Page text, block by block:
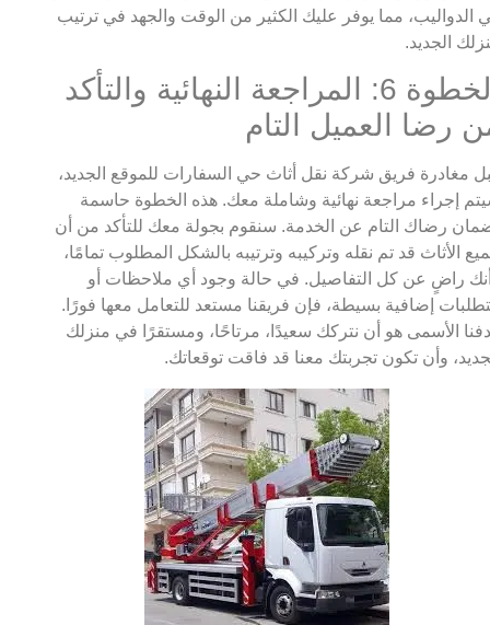
الدواليب، مما يوفر عليك الكثير من الوقت والجهد في ترتيب
الجديد.
الخطوة 6: المراجعة النهائية والتأكد
رضا العميل التام
مغادرة فريق شركة نقل أثاث حي السفارات للموقع الجديد،
إجراء مراجعة نهائية وشاملة معك. هذه الخطوة حاسمة
رضاك التام عن الخدمة. سنقوم بجولة معك للتأكد من أن
الأثاث قد تم نقله وتركيبه وترتيبه بالشكل المطلوب تمامًا،
راضٍ عن كل التفاصيل. في حالة وجود أي ملاحظات أو
إضافية بسيطة، فإن فريقنا مستعد للتعامل معها فورًا.
الأسمى هو أن نتركك سعيدًا، مرتاحًا، ومستقرًا في منزلك
وأن تكون تجربتك معنا قد فاقت توقعاتك.